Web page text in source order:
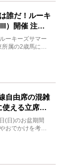
誰だ！ルーキ
）開催 注目
ク
ーキーズサマー
所属の2歳馬によ
自由席の混雑
える立席特
(日)のお盆期間
おでかけを考え